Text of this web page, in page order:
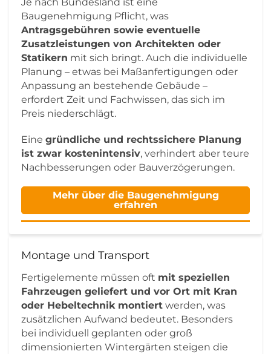
Baugenehmigung Pflicht, was
Antragsgebühren sowie eventuelle
Zusatzleistungen von Architekten oder
Statikern mit sich bringt. Auch die individuelle
Planung – etwas bei Maßanfertigungen oder
Anpassung an bestehende Gebäude –
erfordert Zeit und Fachwissen, das sich im
Preis niederschlägt.
Eine gründliche und rechtssichere Planung
ist zwar kostenintensiv, verhindert aber teure
Nachbesserungen oder Bauverzögerungen.
Mehr über die Baugenehmigung
erfahren
Montage und Transport
Fertigelemente müssen oft mit speziellen
Fahrzeugen geliefert und vor Ort mit Kran
oder Hebeltechnik montiert werden, was
zusätzlichen Aufwand bedeutet. Besonders
bei individuell geplanten oder groß
dimensionierten Wintergärten steigen die